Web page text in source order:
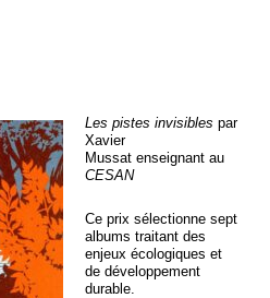
Les pistes invisibles par
Xavier
Mussat enseignant au
CESAN
Ce prix sélectionne sept
albums traitant des
enjeux écologiques et
de développement
durable.